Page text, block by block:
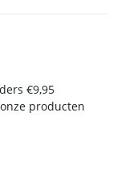
€9,95
producten